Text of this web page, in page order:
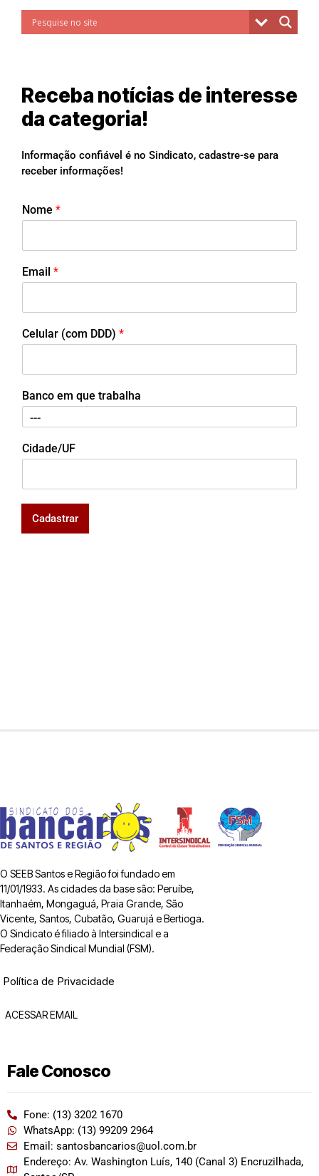
Receba notícias de interesse
da categoria!
Informação confiável é no Sindicato, cadastre-se para
receber informações!
Nome *
Email *
Celular (com DDD) *
Banco em que trabalha
Cidade/UF
Cadastrar
O SEEB Santos e Região foi fundado em
11/01/1933. As cidades da base são: Peruíbe,
Itanhaém, Mongaguá, Praia Grande, São
Vicente, Santos, Cubatão, Guarujá e Bertioga.
O Sindicato é filiado à Intersindical e a
Federação Sindical Mundial (FSM).
Política de Privacidade
ACESSAR EMAIL
Fale Conosco
Fone: (13) 3202 1670
WhatsApp: (13) 99209 2964
Email: santosbancarios@uol.com.br
Endereço: Av. Washington Luís, 140 (Canal 3) Encruzilhada,